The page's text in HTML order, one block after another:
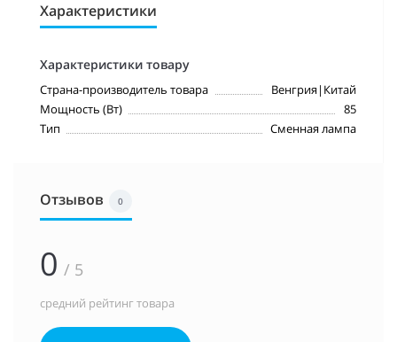
Характеристики
Характеристики товару
Страна-производитель товара
Венгрия|Китай
Мощность (Вт)
85
Тип
Сменная лампа
Отзывов 0
0 / 5
средний рейтинг товара